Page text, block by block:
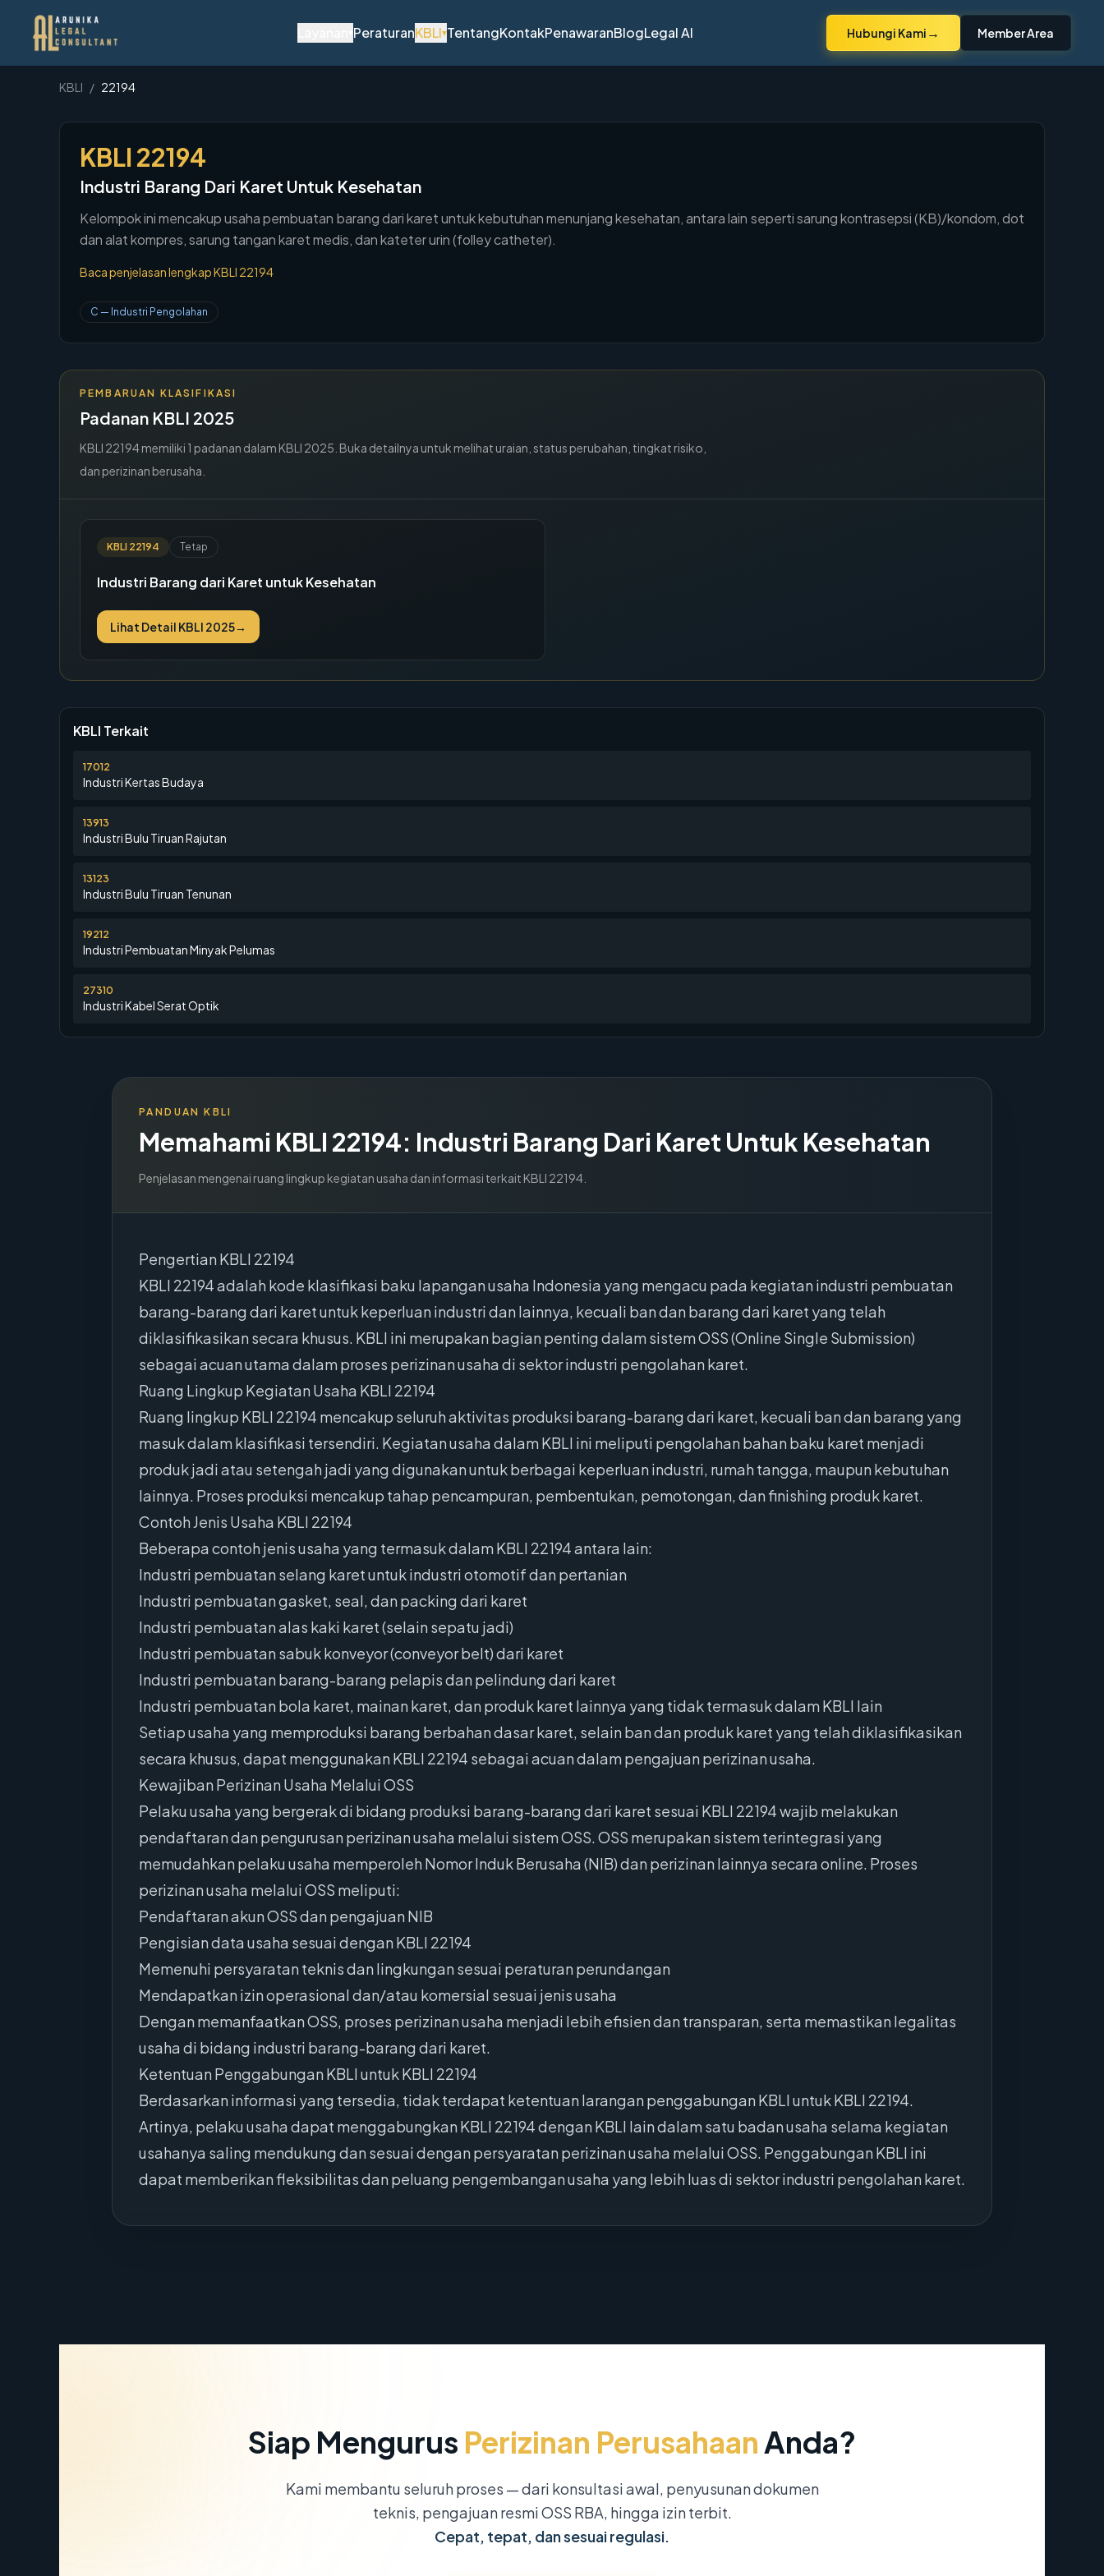
PeraturanKBLI▾TentangKontakPenawaranBlogLegal AI Hubungi Kami → Member Area
KBLI / 22194
KBLI 22194
Industri Barang Dari Karet Untuk Kesehatan
Kelompok ini mencakup usaha pembuatan barang dari karet untuk kebutuhan menunjang kesehatan, antara lain seperti sarung kontrasepsi (KB)/kondom, dot
dan alat kompres, sarung tangan karet medis, dan kateter urin (folley catheter).
Baca penjelasan lengkap KBLI 22194
C — Industri Pengolahan
PEMBARUAN KLASIFIKASI
Padanan KBLI 2025
KBLI 22194memiliki 1 padanan dalam KBLI 2025. Buka detailnya untuk melihat uraian, status perubahan, tingkat risiko,
dan perizinan berusaha.
KBLI 22194 Tetap
Industri Barang dari Karet untuk Kesehatan
Lihat Detail KBLI 2025→
KBLI Terkait
17012
Industri Kertas Budaya
13913
Industri Bulu Tiruan Rajutan
13123
Industri Bulu Tiruan Tenunan
19212
Industri Pembuatan Minyak Pelumas
27310
Industri Kabel Serat Optik
PANDUAN KBLI
Memahami KBLI 22194: Industri Barang Dari Karet Untuk Kesehatan
Penjelasan mengenai ruang lingkup kegiatan usaha dan informasi terkait KBLI 22194
Pengertian KBLI 22194
KBLI 22194 adalah kode klasifikasi baku lapangan usaha Indonesia yang mengacu pada kegiatan industri pembuatan
barang-barang dari karet untuk keperluan industri dan lainnya, kecuali ban dan barang dari karet yang telah
diklasifikasikan secara khusus. KBLI ini merupakan bagian penting dalam sistem OSS (Online Single Submission)
sebagai acuan utama dalam proses perizinan usaha di sektor industri pengolahan karet.
Ruang Lingkup Kegiatan Usaha KBLI 22194
Ruang lingkup KBLI 22194 mencakup seluruh aktivitas produksi barang-barang dari karet, kecuali ban dan barang yang
masuk dalam klasifikasi tersendiri. Kegiatan usaha dalam KBLI ini meliputi pengolahan bahan baku karet menjadi
produk jadi atau setengah jadi yang digunakan untuk berbagai keperluan industri, rumah tangga, maupun kebutuhan
lainnya. Proses produksi mencakup tahap pencampuran, pembentukan, pemotongan, dan finishing produk karet.
Contoh Jenis Usaha KBLI 22194
Beberapa contoh jenis usaha yang termasuk dalam KBLI 22194 antara lain:
Industri pembuatan selang karet untuk industri otomotif dan pertanian
Industri pembuatan gasket, seal, dan packing dari karet
Industri pembuatan alas kaki karet (selain sepatu jadi)
Industri pembuatan sabuk konveyor (conveyor belt) dari karet
Industri pembuatan barang-barang pelapis dan pelindung dari karet
Industri pembuatan bola karet, mainan karet, dan produk karet lainnya yang tidak termasuk dalam KBLI lain
Setiap usaha yang memproduksi barang berbahan dasar karet, selain ban dan produk karet yang telah diklasifikasikan
secara khusus, dapat menggunakan KBLI 22194 sebagai acuan dalam pengajuan perizinan usaha.
Kewajiban Perizinan Usaha Melalui OSS
Pelaku usaha yang bergerak di bidang produksi barang-barang dari karet sesuai KBLI 22194 wajib melakukan
pendaftaran dan pengurusan perizinan usaha melalui sistem OSS. OSS merupakan sistem terintegrasi yang
memudahkan pelaku usaha memperoleh Nomor Induk Berusaha (NIB) dan perizinan lainnya secara online. Proses
perizinan usaha melalui OSS meliputi:
Pendaftaran akun OSS dan pengajuan NIB
Pengisian data usaha sesuai dengan KBLI 22194
Memenuhi persyaratan teknis dan lingkungan sesuai peraturan perundangan
Mendapatkan izin operasional dan/atau komersial sesuai jenis usaha
Dengan memanfaatkan OSS, proses perizinan usaha menjadi lebih efisien dan transparan, serta memastikan legalitas
usaha di bidang industri barang-barang dari karet.
Ketentuan Penggabungan KBLI untuk KBLI 22194
Berdasarkan informasi yang tersedia, tidak terdapat ketentuan larangan penggabungan KBLI untuk KBLI 22194.
Artinya, pelaku usaha dapat menggabungkan KBLI 22194 dengan KBLI lain dalam satu badan usaha selama kegiatan
usahanya saling mendukung dan sesuai dengan persyaratan perizinan usaha melalui OSS. Penggabungan KBLI ini
dapat memberikan fleksibilitas dan peluang pengembangan usaha yang lebih luas di sektor industri pengolahan karet.
Siap Mengurus Perizinan PerusahaanAnda?
Kami membantu seluruh proses — dari konsultasi awal, penyusunan dokumen
teknis, pengajuan resmi OSS RBA, hingga izin terbit.
Cepat, tepat, dan sesuai regulasi.